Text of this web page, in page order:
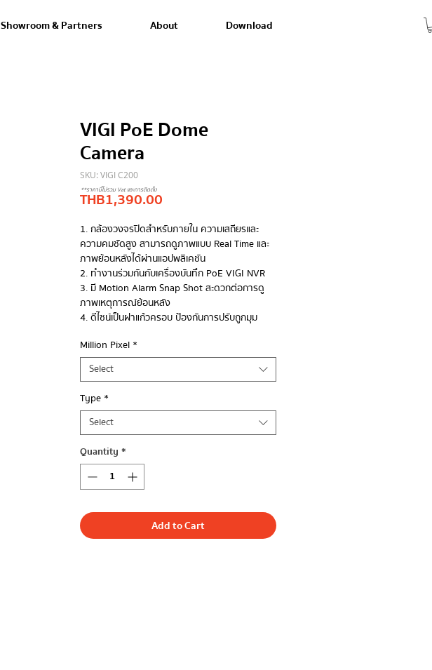
Showroom & Partners About Download
VIGI PoE Dome
Camera
SKU: VIGI C200
THB 1,390.00
1. กล้องวงจรปิดสำหรับภายใน ความเสถียรและ
ความคมชัดสูง สามารถดูภาพแบบ Real Time และ
ภาพย้อนหลังได้ผ่านแอปพลิเคชัน
2. ทำงานร่วมกันกับเครื่องบันทึก PoE VIGI NVR
3. มี Motion Alarm Snap Shot สะดวกต่อการดู
ภาพเหตุการณ์ย้อนหลัง
4. ดีไซน์เป็นฝาแก้วครอบ ป้องกันการปรับถูกมุม
Million Pixel *
Select
Type *
Select
Quantity *
Add to Cart
**ราคานี้ไม่รวม Vat และการติดตั้ง